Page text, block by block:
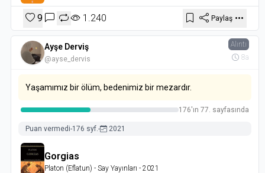
9 1.240 Paylaş
Ayşe Derviş
@ayse_dervis
Alıntı
8a
Yaşamımız bir ölüm, bedenimiz bir mezardır.
176'ın 77. sayfasında
Puan vermedi-176 syf.- 2021
Gorgias
Platon (Eflatun) - Say Yayınları - 2021